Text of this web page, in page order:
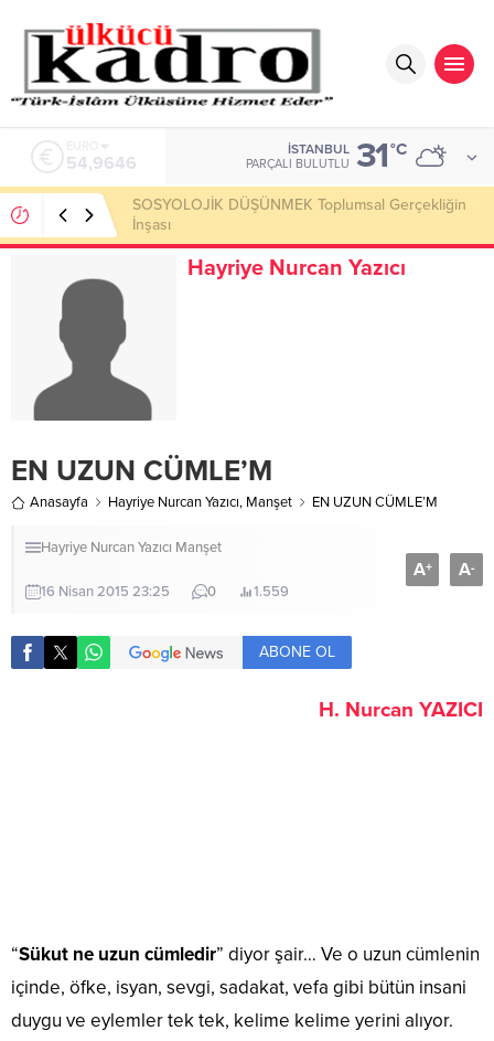
6.488,95
İSTANBUL
PARÇALI BULUTLU 31°C
Okumayı Pek de Sevmiyoruz Herhalde
Hayriye Nurcan Yazıcı
EN UZUN CÜMLE’M
Anasayfa Hayriye Nurcan Yazıcı, Manşet EN UZUN CÜMLE’M
Hayriye Nurcan Yazıcı Manşet
16 Nisan 2015 23:25 0 1.559
A+ A-
ABONE OL
H. Nurcan YAZICI
“Sükut ne uzun cümledir” diyor şair… Ve o uzun cümlenin
içinde, öfke, isyan, sevgi, sadakat, vefa gibi bütün insani
duygu ve eylemler tek tek, kelime kelime yerini alıyor.